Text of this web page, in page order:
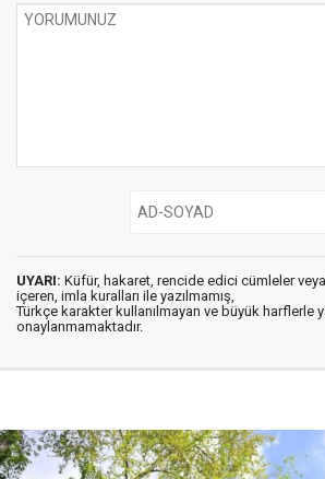
UYARI: Küfür, hakaret, rencide edici cümleler
içeren, imla kuralları ile yazılmamış,
Türkçe karakter kullanılmayan ve büyük harflerle
onaylanmamaktadır.